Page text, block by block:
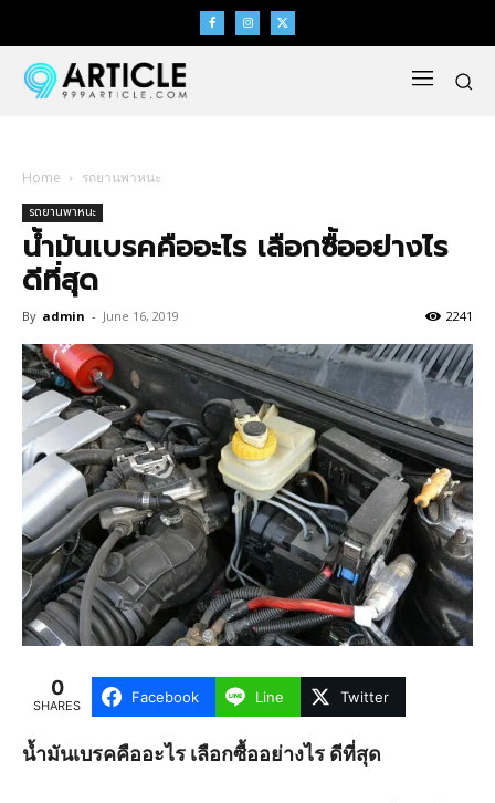
Home รถยานพาหนะ
รถยานพาหนะ
น้ำมันเบรคคืออะไร เลือกซื้ออย่างไร
ดีที่สุด
By admin - June 16, 2019 2241
0
SHARES
Facebook Line Twitter
น้ำมันเบรคคืออะไร เลือกซื้ออย่างไร ดีที่สุด